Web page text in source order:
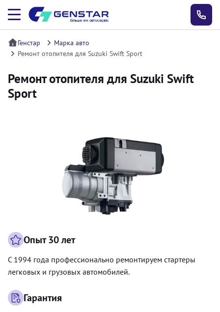
Генстар
Марка авто
Ремонт отопителя для Suzuki Swift Sport
Ремонт отопителя для Suzuki Swift
Sport
Опыт 30 лет
С 1994 года профессионально ремонтируем стартеры
легковых и грузовых автомобилей.
Гарантия